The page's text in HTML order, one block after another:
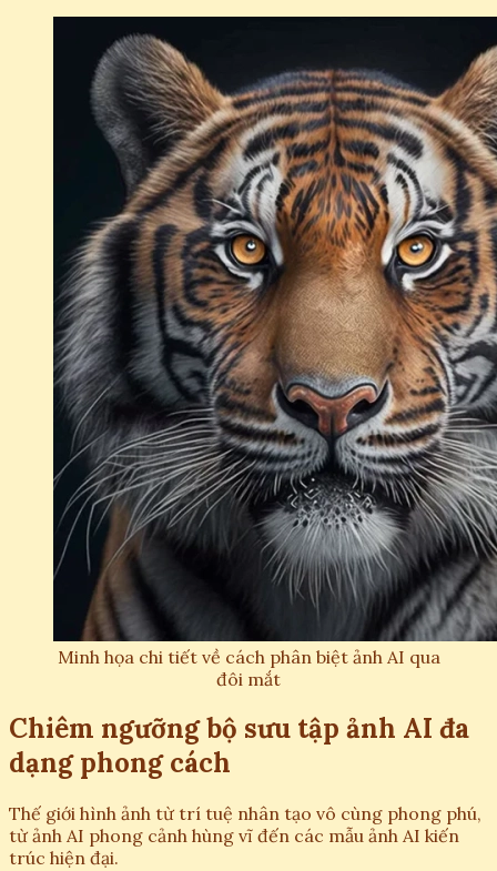
Minh họa chi tiết về cách phân biệt ảnh AI qua
đôi mắt
Chiêm ngưỡng bộ sưu tập ảnh AI đa
dạng phong cách
Thế giới hình ảnh từ trí tuệ nhân tạo vô cùng phong phú,
từ ảnh AI phong cảnh hùng vĩ đến các mẫu ảnh AI kiến
trúc hiện đại.